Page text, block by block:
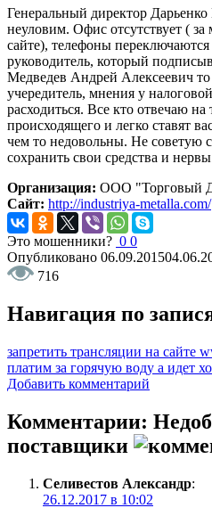
Генеральный директор
неуловим. Офис отсутствует ( за
сайте), телефоны
руководитель, который
Медведев Андрей Алексеевич
учередитель, мнения у
расходиться. Все кто отвечаю на
происходящего и легко ставят
чем то недовольны. Не советую
сохранить свои средства и
Организация: ООО "Торговый
Сайт: http://industriya-metalla.com/
Это мошенники? 0 0
Опубликовано 06.09.2015
716
Навигация по
запретить трансляции на сайте
платим за горячую воду а идет
Добавить комментарий
Комментарии:
поставщики
Селивестов Александр:
26.12.2017 в 10:02